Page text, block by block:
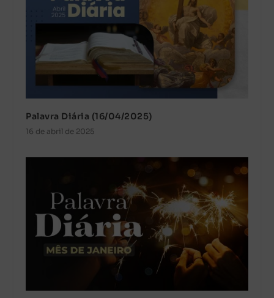
Palavra Diária (16/04/2025)
16 de abril de 2025